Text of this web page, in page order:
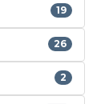
19
26
2